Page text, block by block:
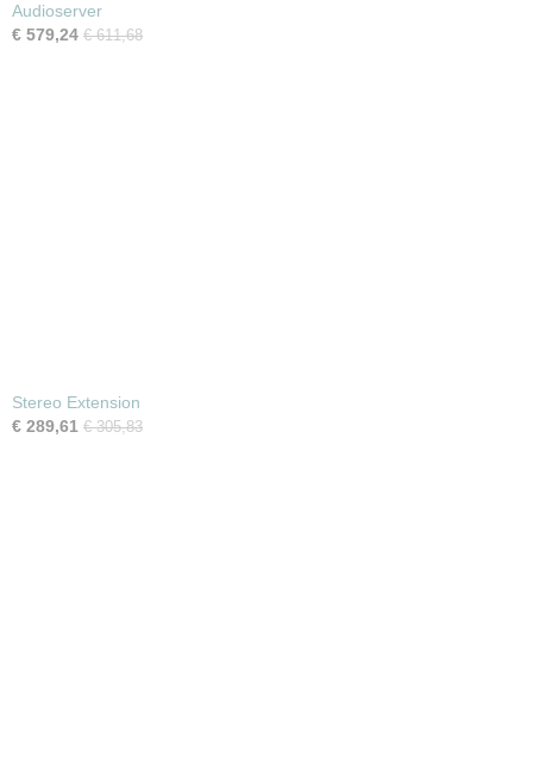
Audioserver
€ 579,24 € 611,68
Stereo Extension
€ 289,61 € 305,83